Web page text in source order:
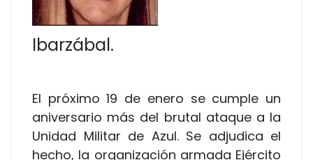
Ibarzábal.
El próximo 19 de enero se cumple un
aniversario más del brutal ataque a la
Unidad Militar de Azul. Se adjudica el
hecho, la organización armada Ejército